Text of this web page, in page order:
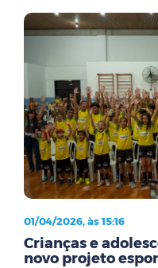
01/04/2026, às 15:16
Crianças e
novo projeto